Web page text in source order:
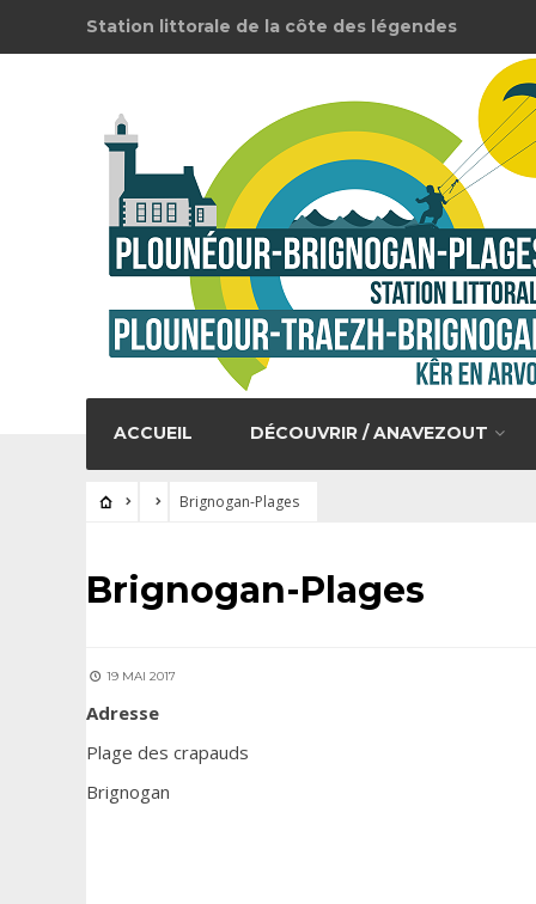
Station littorale de la côte des légendes
ACCUEIL DÉCOUVRIR / ANAVEZOUT
Brignogan-Plages
Brignogan-Plages
19 MAI 2017
Adresse
Plage des crapauds
Brignogan